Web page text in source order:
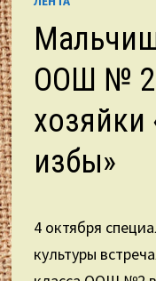
ООШ № 2
хозяйки
избы»
4 октября
культуры